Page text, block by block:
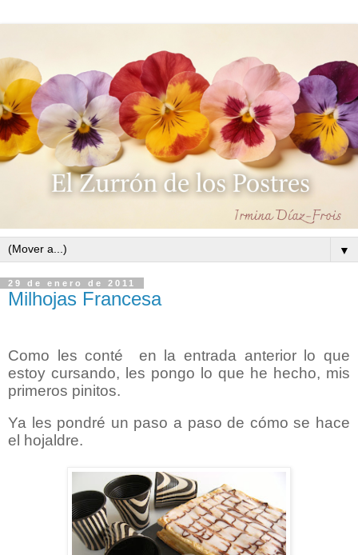
▼
29 de enero de 2011
Milhojas Francesa
Como les conté en la entrada anterior lo que
estoy cursando, les pongo lo que he hecho, mis
primeros pinitos.
Ya les pondré un paso a paso de cómo se hace
el hojaldre.